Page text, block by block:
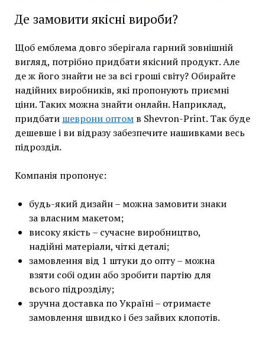
Де замовити якісні вироби?
Щоб емблема довго зберігала гарний зовнішній
вигляд, потрібно придбати якісний продукт. Але
де ж його знайти не за всі гроші світу? Обирайте
надійних виробників, які пропонують приємні
ціни. Таких можна знайти онлайн. Наприклад,
придбати шеврони оптомв Shevron-Print. Так буде
дешевше і ви відразу забезпечите нашивками весь
підрозділ.
Компанія пропонує:
будь-який дизайн – можна замовити знаки
за власним макетом;
високу якість – сучасне виробництво,
надійні матеріали, чіткі деталі;
замовлення від 1 штуки до опту – можна
взяти собі один або зробити партію для
всього підрозділу;
зручна доставка по Україні – отримаєте
замовлення швидко і без зайвих клопотів.